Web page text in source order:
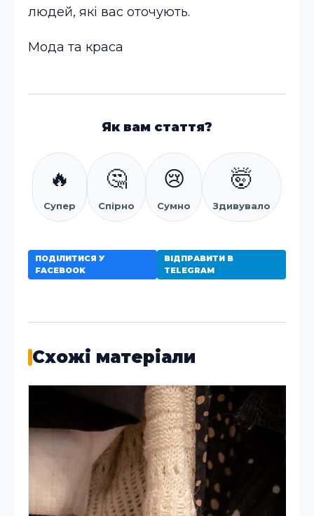
людей, які вас оточують.
Мода та краса
Як вам стаття?
🔥
Супер
🤔
Спірно
😢
Сумно
🤯
Здивувало
ПОДІЛИТИСЯ У
FACEBOOK
ВІДПРАВИТИ В
TELEGRAM
Схожі матеріали